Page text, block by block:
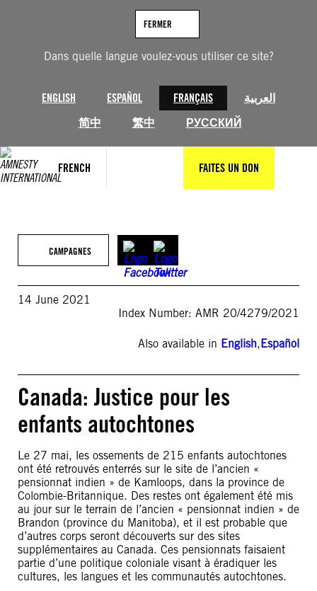
Dans quelle langue voulez-vous utiliser ce site?
ENGLISH ESPAÑOL FRANÇAIS
العربية
简中
繁中 РУССКИЙ
FERMER
FRENCH FAITES UN DON
CAMPAGNES
14 June 2021
Index Number: AMR 20/4279/2021
Also available in English,Español
Canada: Justice pour les
enfants autochtones
Le 27 mai, les ossements de 215 enfants autochtones
ont été retrouvés enterrés sur le site de l’ancien «
pensionnat indien » de Kamloops, dans la province de
Colombie-Britannique. Des restes ont également été mis
au jour sur le terrain de l’ancien « pensionnat indien » de
Brandon (province du Manitoba), et il est probable que
d’autres corps seront découverts sur des sites
supplémentaires au Canada. Ces pensionnats faisaient
partie d’une politique coloniale visant à éradiquer les
cultures, les langues et les communautés autochtones.